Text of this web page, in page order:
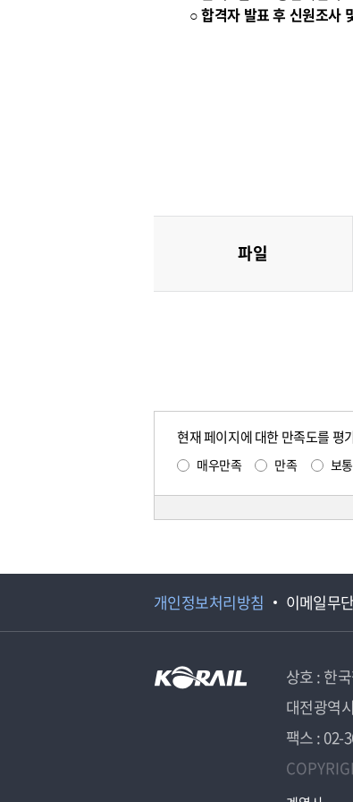
○ 합격자 발표 후 신원조사
파일
현재 페이지에 대한 만족도를 평
매우만족 만족 보통
개인정보처리방침 이메일무
상호 : 한
대전광역
팩스 : 02-